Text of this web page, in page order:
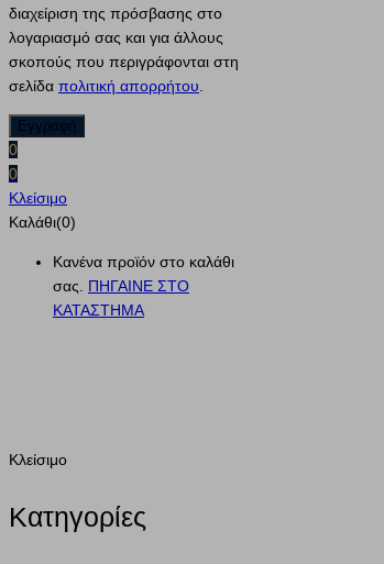
διαχείριση της πρόσβασης στο
λογαριασμό σας και για άλλους
σκοπούς που περιγράφονται στη
σελίδα πολιτική απορρήτου
0
0
Κλείσιμο
Καλάθι(0)
Κανένα προϊόν στο καλάθι
σας.
ΠΗΓΑΙΝΕ ΣΤΟ
ΚΑΤΑΣΤΗΜΑ
Κλείσιμο
Κατηγορίες